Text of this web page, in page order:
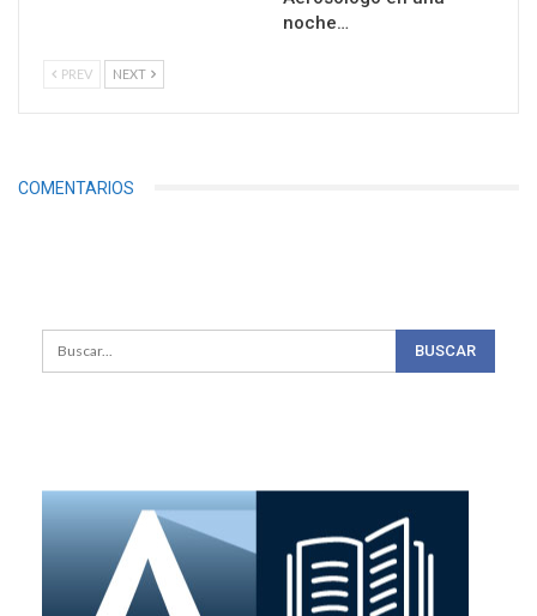
noche…
PREV NEXT
COMENTARIOS